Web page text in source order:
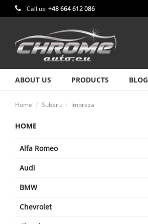
Call us:+48 664 612 086
ABOUT US PRODUCTS BLOG
Home Subaru Impreza
HOME
Alfa Romeo
Audi
BMW
Chevrolet